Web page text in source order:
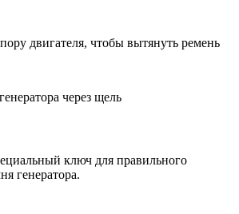
двигателя, чтобы вытянуть ремень
через щель
ключ для правильного
генератора.